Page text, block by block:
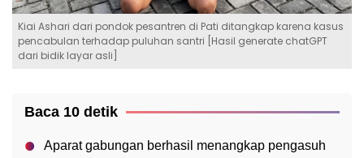
Kiai Ashari dari pondok pesantren di Pati ditangkap karena kasus
pencabulan terhadap puluhan santri [Hasil generate chatGPT
dari bidik layar asli]
Baca 10 detik
Aparat gabungan berhasil menangkap pengasuh